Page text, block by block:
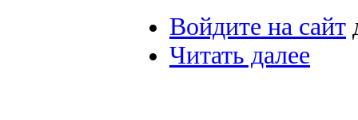
Войдите на сайт
Читать далее